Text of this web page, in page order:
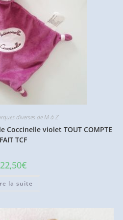
diverses de M à Z
violet TOUT COMPTE
FAIT TCF
22,50€
la suite